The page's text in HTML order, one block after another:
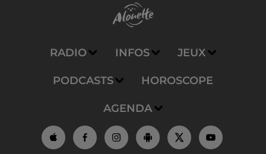
RADIO INFOS JEUX
PODCASTS HOROSCOPE
AGENDA